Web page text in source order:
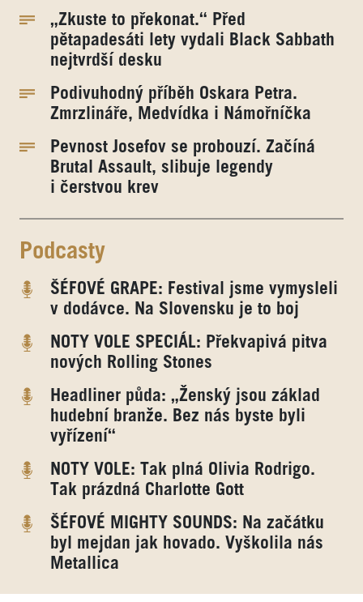
„Zkuste to překonat.“ Před
pětapadesáti lety vydali Black Sabbath
nejtvrdší desku
Podivuhodný příběh Oskara Petra.
Zmrzlináře, Medvídka i Námořníčka
Pevnost Josefov se probouzí. Začíná
Brutal Assault, slibuje legendy
i čerstvou krev
Podcasty
ŠÉFOVÉ GRAPE: Festival jsme vymysleli
v dodávce. Na Slovensku je to boj
NOTY VOLE SPECIÁL: Překvapivá pitva
nových Rolling Stones
Headliner půda: „Ženský jsou základ
hudební branže. Bez nás byste byli
vyřízení“
NOTY VOLE: Tak plná Olivia Rodrigo.
Tak prázdná Charlotte Gott
ŠÉFOVÉ MIGHTY SOUNDS: Na začátku
byl mejdan jak hovado. Vyškolila nás
Metallica